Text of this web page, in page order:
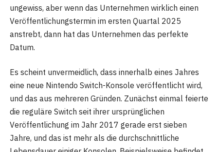
ungewiss, aber wenn das Unternehmen wirklich einen
Veröffentlichungstermin im ersten Quartal 2025
anstrebt, dann hat das Unternehmen das perfekte
Datum.
Es scheint unvermeidlich, dass innerhalb eines Jahres
eine neue Nintendo Switch-Konsole veröffentlicht wird,
und das aus mehreren Gründen. Zunächst einmal feierte
die reguläre Switch seit ihrer ursprünglichen
Veröffentlichung im Jahr 2017 gerade erst sieben
Jahre, und das ist mehr als die durchschnittliche